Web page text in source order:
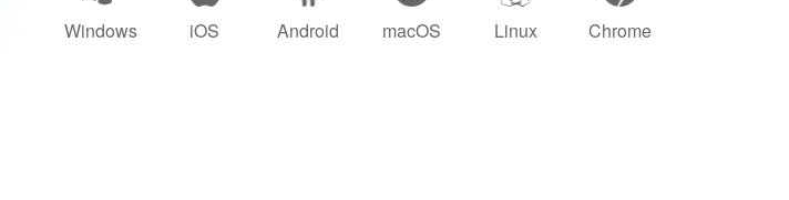
Windows iOS Android macOS Linux Chrome